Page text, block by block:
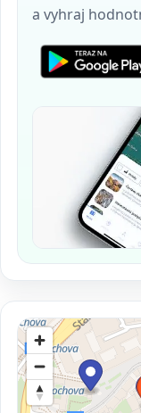
a vyhraj